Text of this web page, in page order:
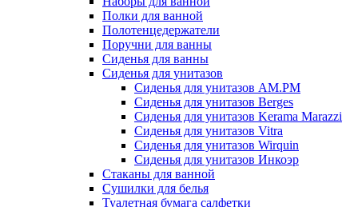
Полки для ванной
Полотенцедержатели
Поручни для ванны
Сиденья для ванны
Сиденья для унитазов
Сиденья для унитазов AM.PM
Сиденья для унитазов Berges
Сиденья для унитазов Kerama Marazzi
Сиденья для унитазов Vitra
Сиденья для унитазов Wirquin
Сиденья для унитазов Инкоэр
Стаканы для ванной
Сушилки для белья
Туалетная бумага салфетки